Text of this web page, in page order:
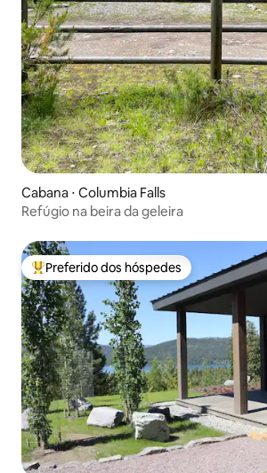
Cabana ⋅ Columbia Falls
Refúgio na beira da geleira
Entre os melhores preferidos dos
Preferido dos hóspedes